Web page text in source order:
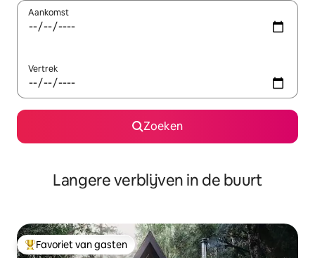
Aankomst
Vertrek
Zoeken
Langere verblijven in de buurt
Topfavoriet van gasten
Favoriet van gasten